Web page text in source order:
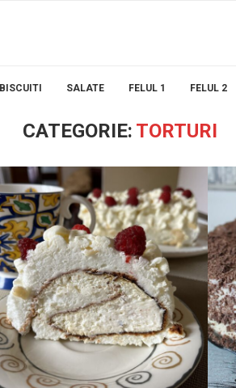
BISCUITI SALATE FELUL 1 FELUL 2
CATEGORIE: TORTURI